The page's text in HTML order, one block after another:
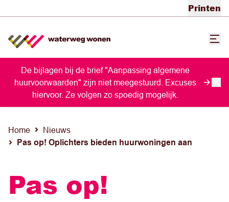
Printen
De bijlagen bij de brief "Aanpassing algemene
huurvoorwaarden" zijn niet meegestuurd. Excuses
hiervoor. Ze volgen zo spoedig mogelijk.
Home Nieuws
Pas op! Oplichters bieden huurwoningen aan
Pas op!